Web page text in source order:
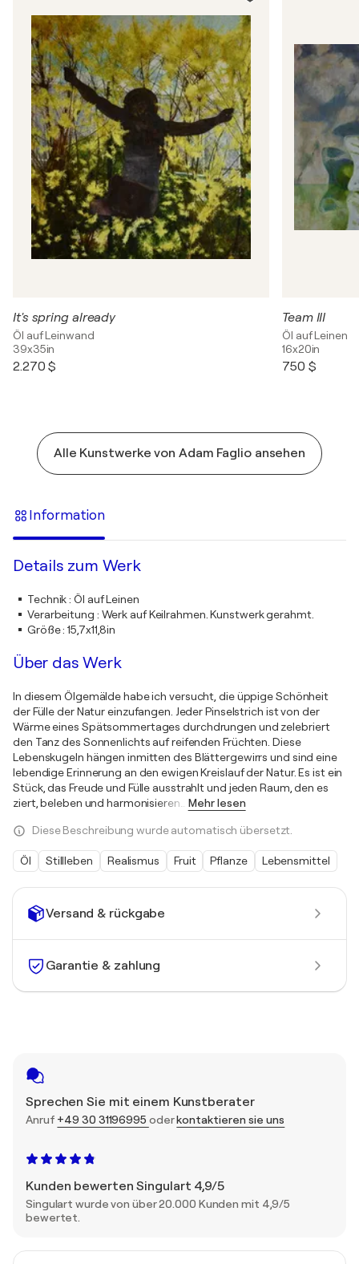
Versand & rückgabe
Garantie & zahlung
Sprechen Sie mit einem Kunstberater
Anruf +49 30 31196995 oderkontaktieren sie uns
Kunden bewerten Singulart 4,9/5
Singulart wurde von über 20.000 Kunden mit 4,9/5
bewertet.
It's spring already
Öl auf Leinwand
39x35in
2.270 $
Team III
Öl auf Leinen
16x20in
750 $
Alle Kunstwerke von Adam Faglio ansehen
Information
Details zum Werk
Technik:Öl auf Leinen
Verarbeitung : Werk auf Keilrahmen. Kunstwerk gerahmt.
Größe:15,7x11,8in
Über das Werk
In diesem Ölgemälde habe ich versucht, die üppige Schönheit
der Fülle der Natur einzufangen. Jeder Pinselstrich ist von der
Wärme eines Spätsommertages durchdrungen und zelebriert
den Tanz des Sonnenlichts auf reifenden Früchten. Diese
Lebenskugeln hängen inmitten des Blättergewirrs und sind eine
lebendige Erinnerung an den ewigen Kreislauf der Natur. Es ist ein
Stück, das Freude und Fülle ausstrahlt und jeden Raum, den es
ziert, beleben und harmonisieren
Mehr lesen
Diese Beschreibung wurde automatisch übersetzt.
Öl Stillleben Realismus Fruit Pflanze Lebensmittel